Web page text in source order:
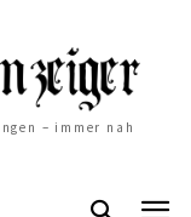
– immer nah